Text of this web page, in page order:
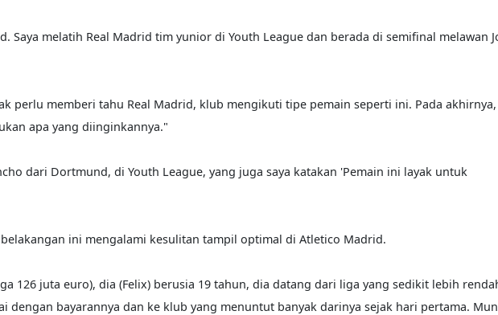
Saya melatih Real Madrid tim yunior di Youth League dan berada di semifinal melawan
perlu memberi tahu Real Madrid, klub mengikuti tipe pemain seperti ini. Pada akhirnya,
apa yang diinginkannya."
dari Dortmund, di Youth League, yang juga saya katakan 'Pemain ini layak untuk
ini mengalami kesulitan tampil optimal di Atletico Madrid.
126 juta euro), dia (Felix) berusia 19 tahun, dia datang dari liga yang sedikit lebih
dengan bayarannya dan ke klub yang menuntut banyak darinya sejak hari pertama.